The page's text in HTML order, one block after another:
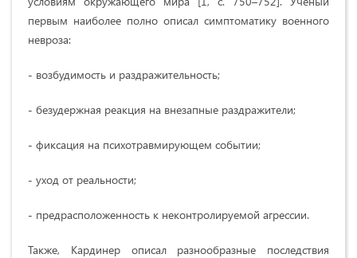
первым наиболее полно описал симптоматику военного
невроза:
- возбудимость и раздражительность;
- безудержная реакция на внезапные раздражители;
- фиксация на психотравмирующем событии;
- уход от реальности;
- предрасположенность к неконтролируемой агрессии.
Также, Кардинер описал разнообразные последствия